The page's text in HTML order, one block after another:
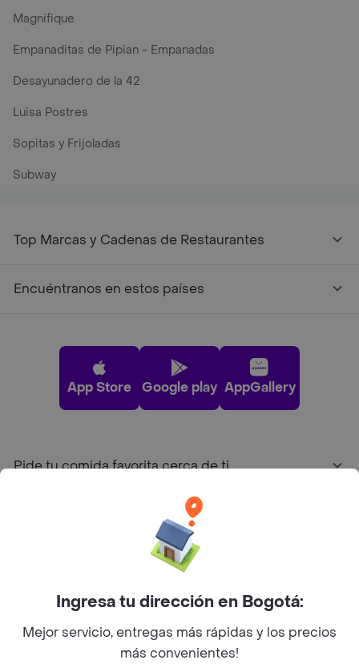
Magnifique
Empanaditas de Pipian - Empanadas
Desayunadero de la 42
Luisa Postres
Sopitas y Frijoladas
Subway
Top Marcas y Cadenas de Restaurantes
Encuéntranos en estos países
App Store Google play AppGallery
Pide tu comida favorita cerca de ti
Sobre Rappi
Facebook
Twitter
Instagram
Ingresa tu dirección en Bogotá:
Mejor servicio, entregas más rápidas y los precios
más convenientes!